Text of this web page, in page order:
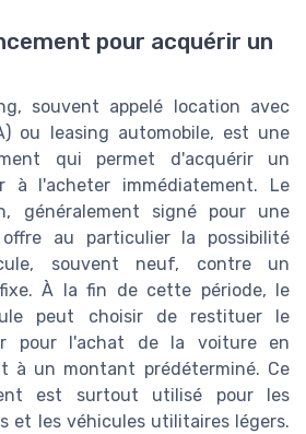
pour acquérir un
souvent appelé location avec
ou leasing automobile, est une
qui permet d'acquérir un
à l'acheter immédiatement. Le
généralement signé pour une
au particulier la possibilité
souvent neuf, contre un
À la fin de cette période, le
peut choisir de restituer le
pour l'achat de la voiture en
à un montant prédéterminé. Ce
est surtout utilisé pour les
et les véhicules utilitaires légers.